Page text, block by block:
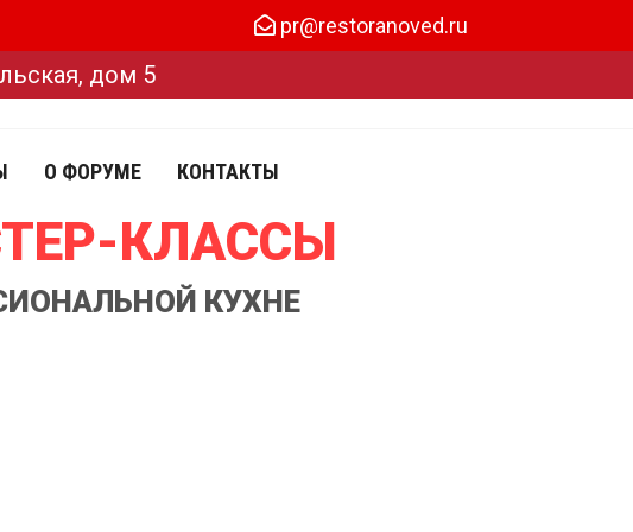
pr@restoranoved.ru
дом 5
О ФОРУМЕ КОНТАКТЫ
КЛАССЫ
КУХНЕ